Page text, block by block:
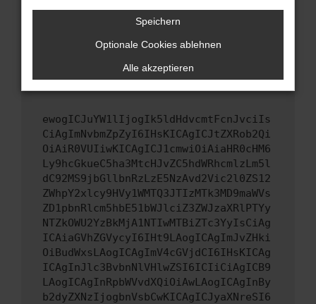
Wende dich an den Webseitenbetreiber.
Wenn du alle oben genannten Schritte versucht
hast, kontaktiere uns bitte. Wir werden
versuchen, das Problem zu beheben. Du kannst
uns diesen Text schicken, um uns bei der
ewogICJuYW1lIjogIk5ldHdvcmtFcnJvciIs
CiAgImNvbmZpZyI6IHsKICAgICJtZXRob2Qi
OiAiR0VUIiwKICAgICJ1cmwiOiAiaHR0cHM6
Ly9hcGkueC5ha3MtcHJvZC5hdWRhcmlzLm5l
dC92MS9jbGllbnRzLzE5NzAvd2Vic2l0ZS12
ZWhpY2xlcy9HVy1WMTQ3JTIzMTk3MD9maWVs
ZD1pbnRlcm5hbE51bWJlciZ3ZWJzaXRlPTYy
NTZkOWU2YzBkMjA1NTIwMTBiZTc3YyIsCiAg
ICAiaGVhZGVycyI6IHt9LAogICAgImJvZHki
OiBudWxsLAogICAgImV4cGVjdCI6IHsKICAg
ICAgInJlc3BvbnNlVHlwZSI6ICIiCiAgICB9
LAogICAgInRpbWVvdXQiOiAwLAogICAgInBy
b2dyZXNzIjogbnVsbCwKICAgICJyaXNreSI6
Speichern
Optionale Cookies ablehnen
Alle akzeptieren